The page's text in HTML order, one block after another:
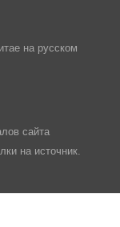
на русском
сайта
на источник.